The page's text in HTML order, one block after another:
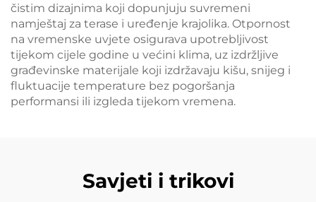
čistim dizajnima koji dopunjuju suvremeni
namještaj za terase i uređenje krajolika. Otpornost
na vremenske uvjete osigurava upotrebljivost
tijekom cijele godine u većini klima, uz izdržljive
građevinske materijale koji izdržavaju kišu, snijeg i
fluktuacije temperature bez pogoršanja
performansi ili izgleda tijekom vremena.
Savjeti i trikovi